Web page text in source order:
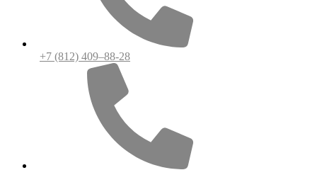
+7 (812) 409–88-28